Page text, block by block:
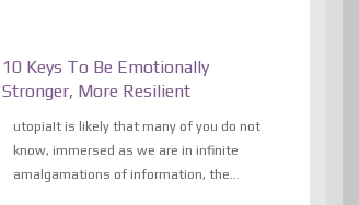
10 Keys To Be Emotionally
Stronger, More Resilient
utopiaIt is likely that many of you do not
know, immersed as we are in infinite
amalgamations of information, the...